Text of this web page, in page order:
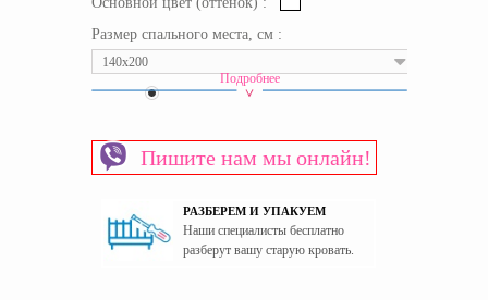
Размер спального места, см :
140x200
Цвет : Цвет под заказ
Тип модуля Ступеньки-лестница
Материал изготовления каркаса ЛДСП
Материал изготовления фасада
Подробнее
Пишите нам мы онлайн!
РАЗБЕРЕМ И УПАКУЕМ
Наши специалисты бесплатно
разберут вашу старую кровать.